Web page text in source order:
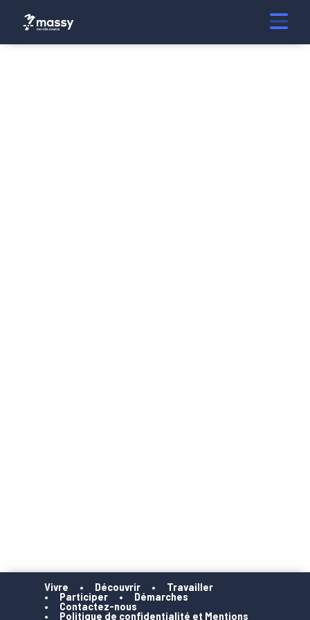
Vivre Découvrir
Travailler
Participer
Démarches
Contactez-nous
Politique de confidentialité et Mentions